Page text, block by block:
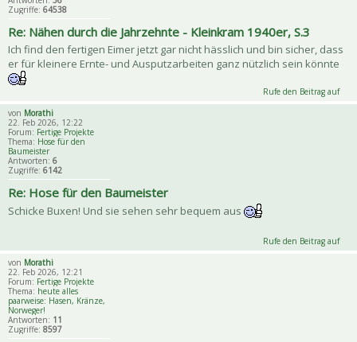
Zugriffe: 64538
Re: Nähen durch die Jahrzehnte - Kleinkram 1940er, S.3
Ich find den fertigen Eimer jetzt gar nicht hässlich und bin sicher, dass
er für kleinere Ernte- und Ausputzarbeiten ganz nützlich sein könnte
Rufe den Beitrag auf
von Morathi
22. Feb 2026, 12:22
Forum: Fertige Projekte
Thema: Hose für den
Baumeister
Antworten: 6
Zugriffe: 6142
Re: Hose für den Baumeister
Schicke Buxen! Und sie sehen sehr bequem aus
Rufe den Beitrag auf
von Morathi
22. Feb 2026, 12:21
Forum: Fertige Projekte
Thema: heute alles
paarweise: Hasen, Kränze,
Norweger!
Antworten: 11
Zugriffe: 8597